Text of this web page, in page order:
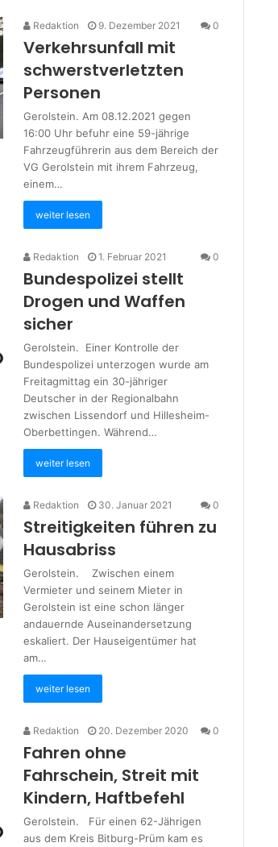
Redaktion 9. Dezember 2021 0
Verkehrsunfall mit
schwerstverletzten
Personen
Gerolstein. Am 08.12.2021 gegen
16:00 Uhr befuhr eine 59-jährige
Fahrzeugführerin aus dem Bereich der
VG Gerolstein mit ihrem Fahrzeug,
einem…
weiter lesen
Redaktion 1. Februar 2021 0
Bundespolizei stellt
Drogen und Waffen
sicher
Gerolstein. Einer Kontrolle der
Bundespolizei unterzogen wurde am
Freitagmittag ein 30-jähriger
Deutscher in der Regionalbahn
zwischen Lissendorf und Hillesheim-
Oberbettingen. Während…
weiter lesen
Redaktion 30. Januar 2021 0
Streitigkeiten führen zu
Hausabriss
Gerolstein. Zwischen einem
Vermieter und seinem Mieter in
Gerolstein ist eine schon länger
andauernde Auseinandersetzung
eskaliert. Der Hauseigentümer hat
am…
weiter lesen
Redaktion 20. Dezember 2020 0
Fahren ohne
Fahrschein, Streit mit
Kindern, Haftbefehl
Gerolstein. Für einen 62-Jährigen
aus dem Kreis Bitburg-Prüm kam es